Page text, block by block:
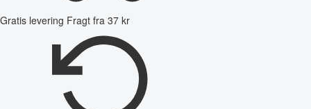
Gratis levering Fragt fra 37 kr